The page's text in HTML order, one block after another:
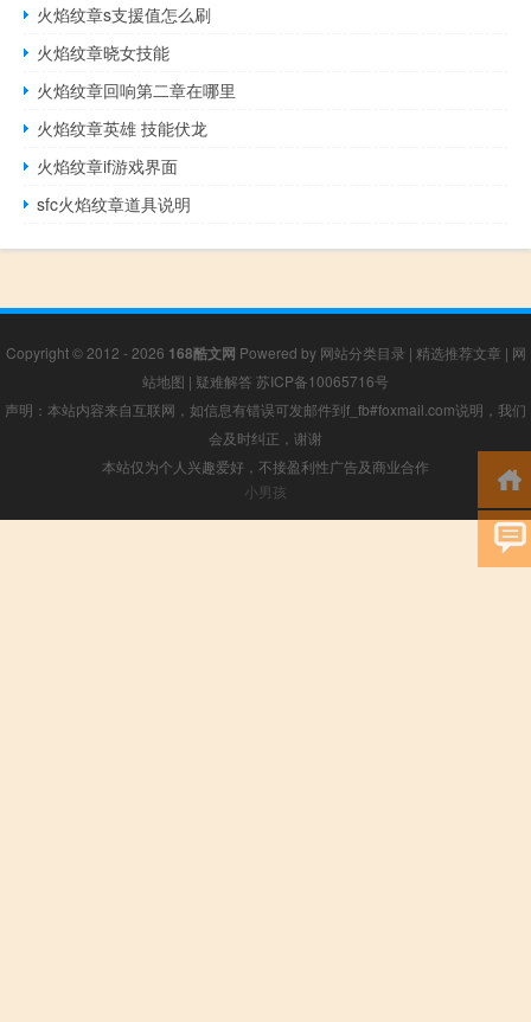
火焰纹章s支援值怎么刷
火焰纹章晓女技能
火焰纹章回响第二章在哪里
火焰纹章英雄 技能伏龙
火焰纹章if游戏界面
sfc火焰纹章道具说明
Copyright © 2012 - 2026 168酷文网 Powered by 网站分类目录 | 精选推荐文章 | 网
站地图 | 疑难解答 苏ICP备10065716号
声明：本站内容来自互联网，如信息有错误可发邮件到f_fb#foxmail.com说明，我们
会及时纠正，谢谢
本站仅为个人兴趣爱好，不接盈利性广告及商业合作
小男孩